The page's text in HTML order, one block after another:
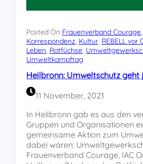
t
n
t
e
n
a
o
n
a
l
e
Posted On Frauenverband Courage,
Korrespondenz, Kultur, REBELL vor
Leben, Rotfüchse,
Umweltkampftag
Heilbronn: Umweltschutz geht
11 November, 2021
In Heilbronn gab es aus den
Gruppen und Organisationen
gemeinsame Aktion zum
dabei waren:
Frauenverband Courage, IAC